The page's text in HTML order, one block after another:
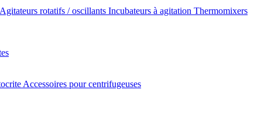
Agitateurs rotatifs / oscillants Incubateurs à agitation Thermomixers
Accessoires pour centrifugeuses